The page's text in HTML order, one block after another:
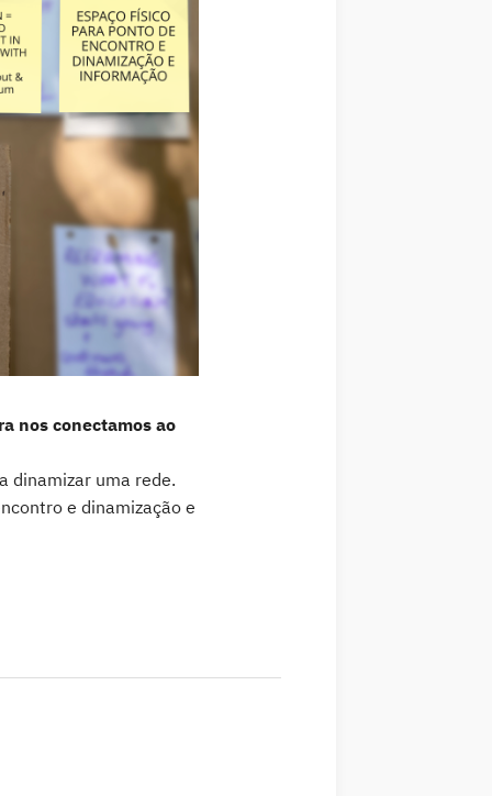
nos conectamos ao
dinamizar uma rede.
e dinamização e